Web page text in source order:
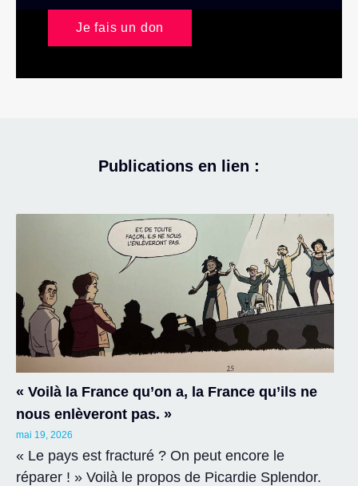
Je fais un don
Publications en lien :
« Voilà la France qu’on a, la France qu’ils ne
nous enlèveront pas. »
mai 19, 2026
« Le pays est fracturé ? On peut encore le
réparer ! » Voilà le propos de Picardie Splendor.